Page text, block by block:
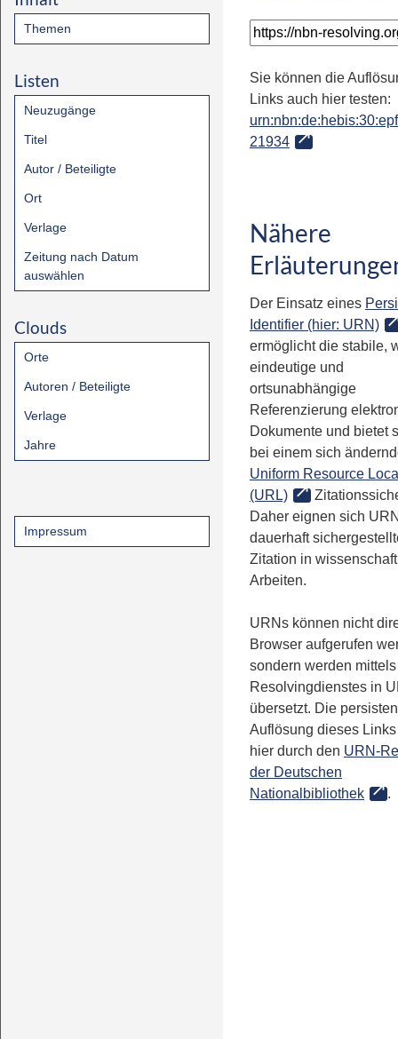
Themen
Listen
Neuzugänge
Titel
Autor / Beteiligte
Ort
Verlage
Zeitung nach Datum
auswählen
Clouds
Orte
Autoren / Beteiligte
Verlage
Jahre
Impressum
Sie können die
Links auch hier testen:
21934
Nähere
Der Einsatz eines
Identifier (hier: URN)
ermöglicht die stabile,
eindeutige und
ortsunabhängige
Referenzierung
Dokumente und bietet
bei einem sich
Uniform Resource
(URL)
Daher eignen sich
dauerhaft
Zitation in
Arbeiten.
URNs können nicht
Browser aufgerufen
sondern werden
Resolvingdienstes in
übersetzt. Die
Auflösung dieses
hier durch den URN-
der Deutschen
Nationalbibliothek
.